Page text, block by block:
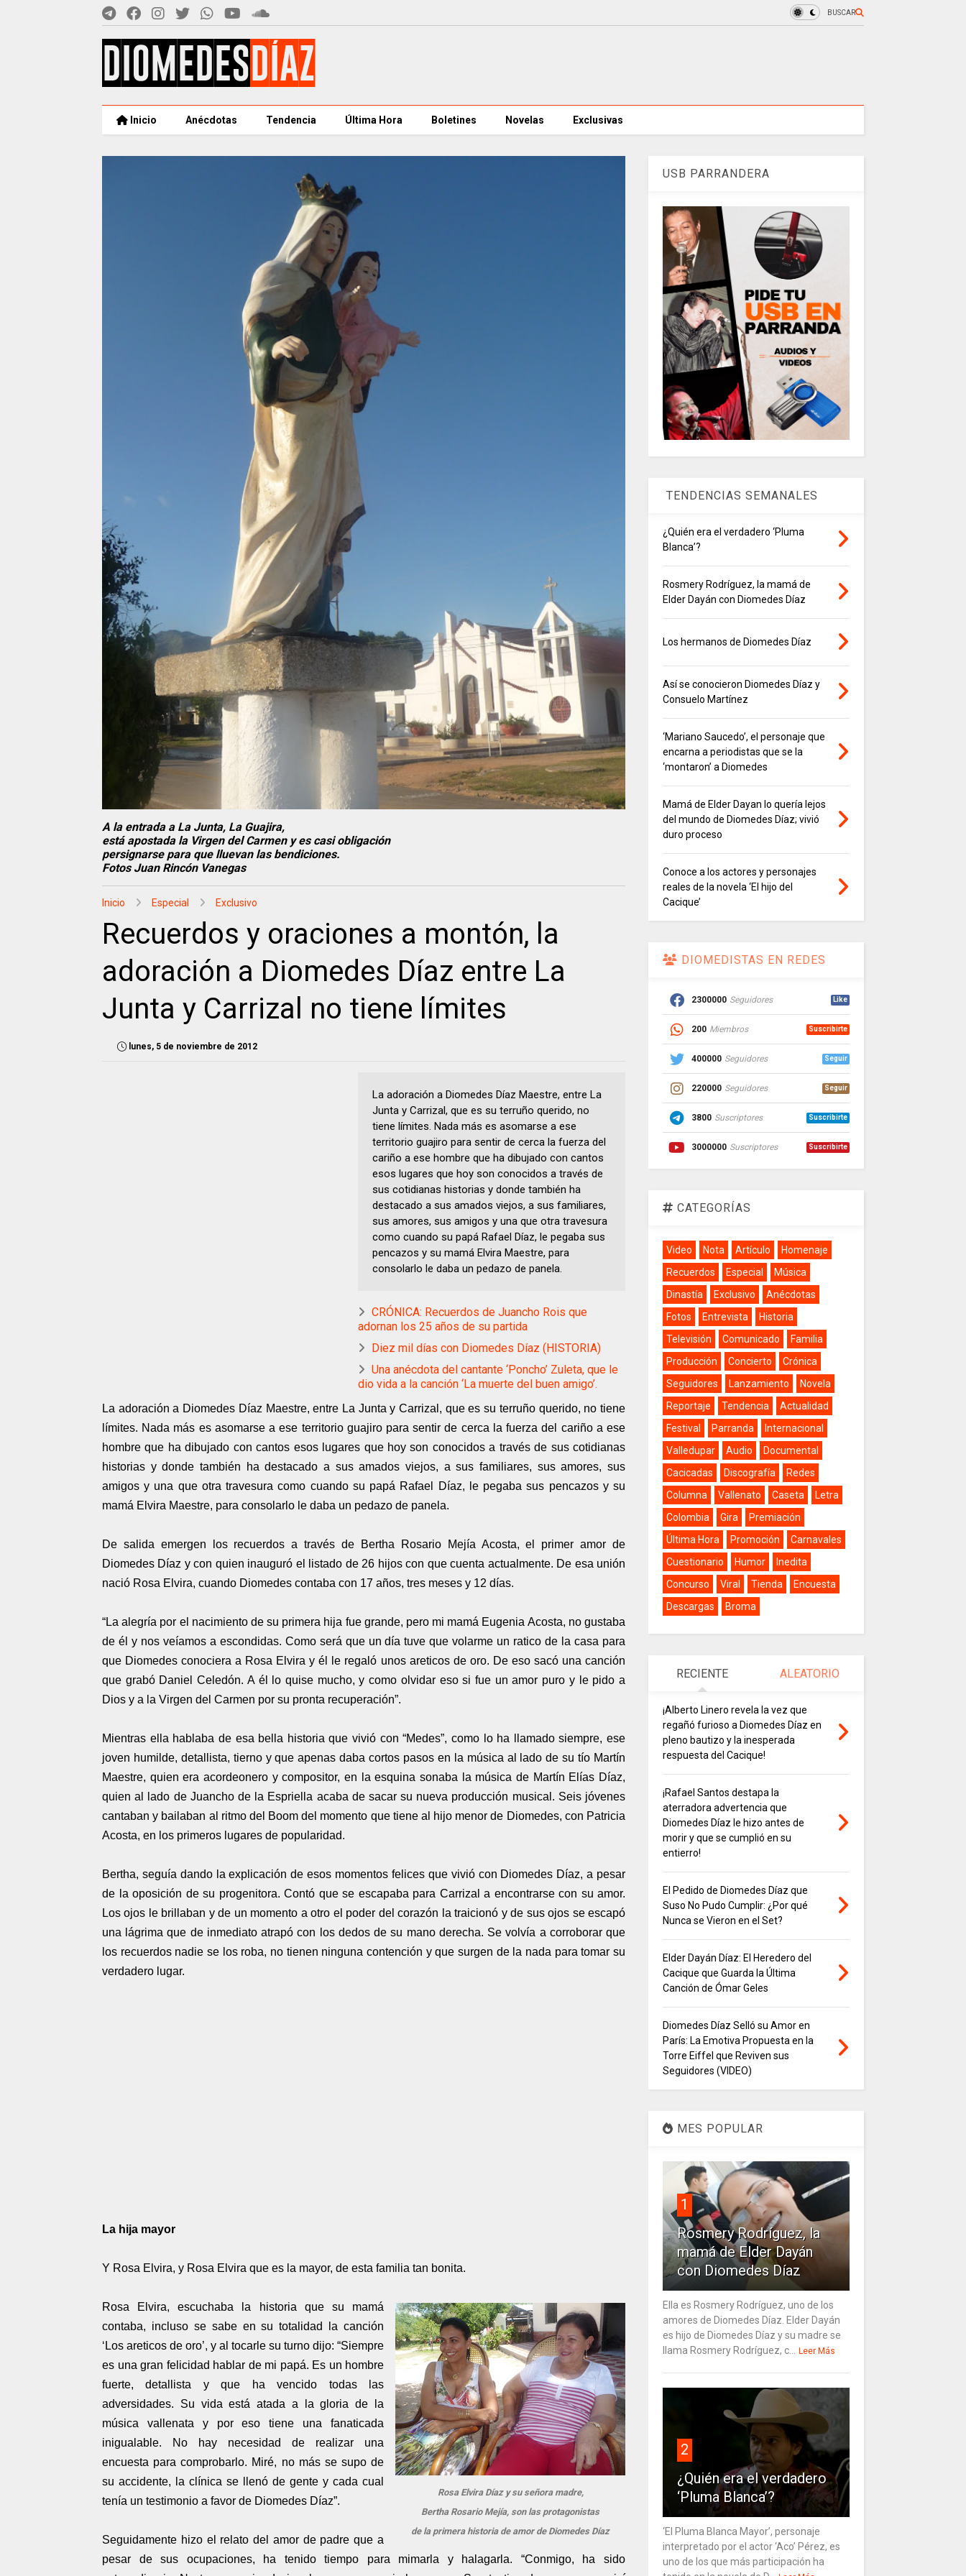
BUSCAR
Inicio Anécdotas Tendencia Última Hora Boletines Novelas Exclusivas
A la entrada a La Junta, La Guajira,
está apostada la Virgen del Carmen y es casi obligación
persignarse para que lluevan las bendiciones.
Fotos Juan Rincón Vanegas
Inicio Especial Exclusivo
Recuerdos y oraciones a montón, la
adoración a Diomedes Díaz entre La
Junta y Carrizal no tiene límites
lunes, 5 de noviembre de 2012
La adoración a Diomedes Díaz Maestre, entre La
Junta y Carrizal, que es su terruño querido, no
tiene límites. Nada más es asomarse a ese
territorio guajiro para sentir de cerca la fuerza del
cariño a ese hombre que ha dibujado con cantos
esos lugares que hoy son conocidos a través de
sus cotidianas historias y donde también ha
destacado a sus amados viejos, a sus familiares,
sus amores, sus amigos y una que otra travesura
como cuando su papá Rafael Díaz, le pegaba sus
pencazos y su mamá Elvira Maestre, para
consolarlo le daba un pedazo de panela.
CRÓNICA: Recuerdos de Juancho Rois que
adornan los 25 años de su partida
Diez mil días con Diomedes Díaz (HISTORIA)
Una anécdota del cantante ‘Poncho’ Zuleta, que le
dio vida a la canción ‘La muerte del buen amigo’.
La adoración a Diomedes Díaz Maestre, entre La Junta y Carrizal, que es su terruño querido, no tiene
límites. Nada más es asomarse a ese territorio guajiro para sentir de cerca la fuerza del cariño a ese
hombre que ha dibujado con cantos esos lugares que hoy son conocidos a través de sus cotidianas
historias y donde también ha destacado a sus amados viejos, a sus familiares, sus amores, sus
amigos y una que otra travesura como cuando su papá Rafael Díaz, le pegaba sus pencazos y su
mamá Elvira Maestre, para consolarlo le daba un pedazo de panela.
De salida emergen los recuerdos a través de Bertha Rosario Mejía Acosta, el primer amor de
Diomedes Díaz y con quien inauguró el listado de 26 hijos con que cuenta actualmente. De esa unión
nació Rosa Elvira, cuando Diomedes contaba con 17 años, tres meses y 12 días.
“La alegría por el nacimiento de su primera hija fue grande, pero mi mamá Eugenia Acosta, no gustaba
de él y nos veíamos a escondidas. Como será que un día tuve que volarme un ratico de la casa para
que Diomedes conociera a Rosa Elvira y él le regaló unos areticos de oro. De eso sacó una canción
que grabó Daniel Celedón. A él lo quise mucho, y como olvidar eso si fue un amor puro y le pido a
Dios y a la Virgen del Carmen por su pronta recuperación”.
Mientras ella hablaba de esa bella historia que vivió con “Medes”, como lo ha llamado siempre, ese
joven humilde, detallista, tierno y que apenas daba cortos pasos en la música al lado de su tío Martín
Maestre, quien era acordeonero y compositor, en la esquina sonaba la música de Martín Elías Díaz,
quien al lado de Juancho de la Espriella acaba de sacar su nueva producción musical. Seis jóvenes
cantaban y bailaban al ritmo del Boom del momento que tiene al hijo menor de Diomedes, con Patricia
Acosta, en los primeros lugares de popularidad.
Bertha, seguía dando la explicación de esos momentos felices que vivió con Diomedes Díaz, a pesar
de la oposición de su progenitora. Contó que se escapaba para Carrizal a encontrarse con su amor.
Los ojos le brillaban y de un momento a otro el poder del corazón la traicionó y de sus ojos se escapó
una lágrima que de inmediato atrapó con los dedos de su mano derecha. Se volvía a corroborar que
los recuerdos nadie se los roba, no tienen ninguna contención y que surgen de la nada para tomar su
verdadero lugar.
La hija mayor
Y Rosa Elvira, y Rosa Elvira que es la mayor, de esta familia tan bonita.
Rosa Elvira Díaz y su señora madre,
Bertha Rosario Mejía, son las protagonistas
de la primera historia de amor de Diomedes Díaz
Rosa Elvira, escuchaba la historia que su mamá
contaba, incluso se sabe en su totalidad la canción
‘Los areticos de oro’, y al tocarle su turno dijo: “Siempre
es una gran felicidad hablar de mi papá. Es un hombre
fuerte, detallista y que ha vencido todas las
adversidades. Su vida está atada a la gloria de la
música vallenata y por eso tiene una fanaticada
inigualable. No hay necesidad de realizar una
encuesta para comprobarlo. Miré, no más se supo de
su accidente, la clínica se llenó de gente y cada cual
tenía un testimonio a favor de Diomedes Díaz”.
Seguidamente hizo el relato del amor de padre que a
pesar de sus ocupaciones, ha tenido tiempo para mimarla y halagarla. “Conmigo, ha sido
USB PARRANDERA
TENDENCIAS SEMANALES
¿Quién era el verdadero ‘Pluma
Blanca’?
Rosmery Rodríguez, la mamá de
Elder Dayán con Diomedes Díaz
Los hermanos de Diomedes Díaz
Así se conocieron Diomedes Díaz y
Consuelo Martínez
‘Mariano Saucedo’, el personaje que
encarna a periodistas que se la
‘montaron’ a Diomedes
Mamá de Elder Dayan lo quería lejos
del mundo de Diomedes Díaz; vivió
duro proceso
Conoce a los actores y personajes
reales de la novela ‘El hijo del
Cacique’
DIOMEDISTAS EN REDES
2300000 Seguidores Like
200 Miembros Suscribirte
400000 Seguidores Seguir
220000 Seguidores Seguir
3800 Suscriptores Suscribirte
3000000 Suscriptores Suscribirte
CATEGORÍAS
Video Nota Artículo
Homenaje
Recuerdos
Especial
Música
Dinastía
Exclusivo
Anécdotas
Fotos
Entrevista
Historia
Televisión
Comunicado
Familia
Producción
Concierto
Crónica
Seguidores
Lanzamiento
Novela
Reportaje
Tendencia
Actualidad
Festival
Parranda
Internacional
Valledupar
Audio
Documental
Cacicadas
Discografía
Redes
Columna
Vallenato Caseta
Letra
Colombia
Gira
Premiación
Última Hora
Promoción
Carnavales
Cuestionario
Humor
Inedita
Concurso
Viral Tienda
Encuesta
Descargas
Broma
RECIENTE ALEATORIO
¡Alberto Linero revela la vez que
regañó furioso a Diomedes Díaz en
pleno bautizo y la inesperada
respuesta del Cacique!
¡Rafael Santos destapa la
aterradora advertencia que
Diomedes Díaz le hizo antes de
morir y que se cumplió en su
entierro!
El Pedido de Diomedes Díaz que
Suso No Pudo Cumplir: ¿Por qué
Nunca se Vieron en el Set?
Elder Dayán Díaz: El Heredero del
Cacique que Guarda la Última
Canción de Ómar Geles
Diomedes Díaz Selló su Amor en
París: La Emotiva Propuesta en la
Torre Eiffel que Reviven sus
Seguidores (VIDEO)
MES POPULAR
1
Rosmery Rodríguez, la
mamá de Elder Dayán
con Diomedes Díaz
Ella es Rosmery Rodríguez, uno de los
amores de Diomedes Díaz. Elder Dayán
es hijo de Diomedes Díaz y su madre se
llama Rosmery Rodríguez, c... Leer Más
2
¿Quién era el verdadero
‘Pluma Blanca’?
‘El Pluma Blanca Mayor’, personaje
interpretado por el actor ‘Aco’ Pérez, es
uno de los que más participación ha